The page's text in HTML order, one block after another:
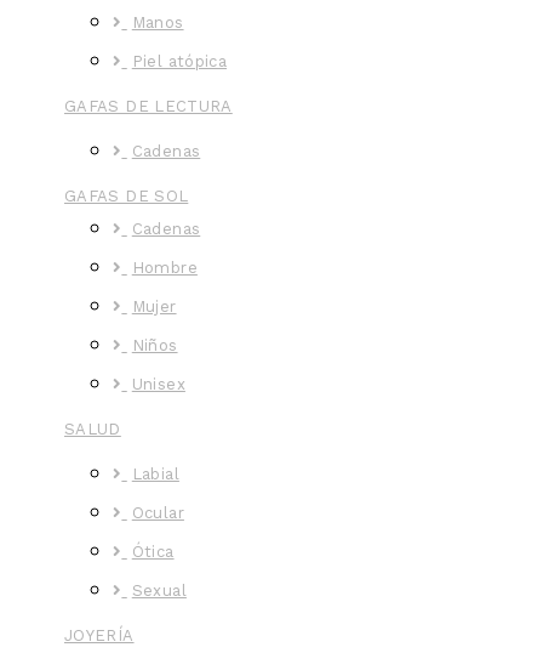
Manos
Piel atópica
GAFAS DE LECTURA
Cadenas
GAFAS DE SOL
Cadenas
Hombre
Mujer
Niños
Unisex
SALUD
Labial
Ocular
Ótica
Sexual
JOYERÍA